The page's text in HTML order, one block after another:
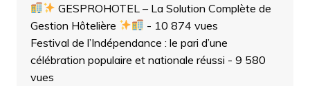
GESPROHOTEL – La Solution Complète de
Gestion Hôtelière
- 10 874 vues
Festival de l’Indépendance : le pari d’une
célébration populaire et nationale réussi - 9 580
vues